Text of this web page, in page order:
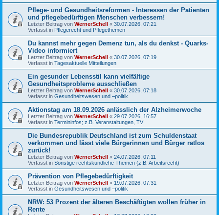
Pflege- und Gesundheitsreformen - Interessen der Patienten
und pflegebedürftigen Menschen verbessern!
Letzter Beitrag von WernerSchell « 30.07.2026, 07:21
Verfasst in Pflegerecht und Pflegethemen
Du kannst mehr gegen Demenz tun, als du denkst - Quarks-
Video informiert
Letzter Beitrag von WernerSchell « 30.07.2026, 07:19
Verfasst in Tagesaktuelle Mitteilungen
Ein gesunder Lebensstil kann vielfältige
Gesundheitsprobleme ausschließen
Letzter Beitrag von WernerSchell « 30.07.2026, 07:18
Verfasst in Gesundheitswesen und –politik
Aktionstag am 18.09.2026 anlässlich der Alzheimerwoche
Letzter Beitrag von WernerSchell « 29.07.2026, 16:57
Verfasst in Termininfos; z.B. Veranstaltungen, TV
Die Bundesrepublik Deutschland ist zum Schuldenstaat
verkommen und lässt viele Bürgerinnen und Bürger ratlos
zurück!
Letzter Beitrag von WernerSchell « 24.07.2026, 07:11
Verfasst in Sonstige rechtskundliche Themen (z.B. Arbeitsrecht)
Prävention von Pflegebedürftigkeit
Letzter Beitrag von WernerSchell « 19.07.2026, 07:31
Verfasst in Gesundheitswesen und –politik
NRW: 53 Prozent der älteren Beschäftigten wollen früher in
Rente